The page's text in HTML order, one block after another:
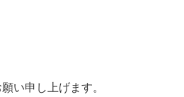
い申し上げます。